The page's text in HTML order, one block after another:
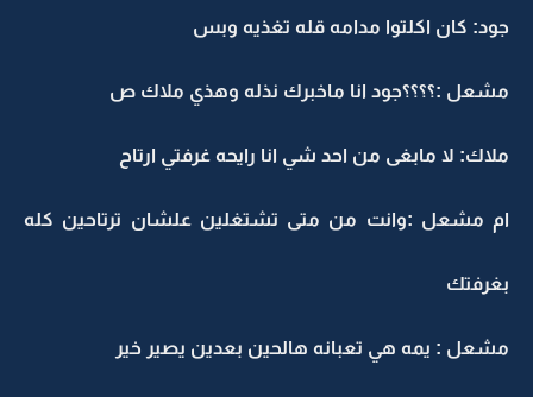
جود: كان اكلتوا مدامه قله تغذيه وبس
مشعل :؟؟؟؟جود انا ماخبرك نذله وهذي ملاك ص
ملاك: لا مابغى من احد شي انا رايحه غرفتي ارتاح
ام مشعل :وانت من متى تشتغلين علشان ترتاحين كله
بغرفتك
مشعل : يمه هي تعبانه هالحين بعدين يصير خير